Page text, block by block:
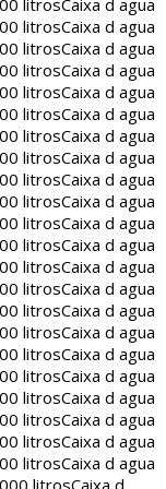
litrosCaixa d agua
litrosCaixa d agua
litrosCaixa d agua
litrosCaixa d agua
litrosCaixa d agua
litrosCaixa d agua
litrosCaixa d agua
litrosCaixa d agua
litrosCaixa d agua
litrosCaixa d agua
litrosCaixa d agua
litrosCaixa d agua
litrosCaixa d agua
litrosCaixa d agua
litrosCaixa d agua
litrosCaixa d agua
litrosCaixa d agua
litrosCaixa d agua
litrosCaixa d agua
litrosCaixa d agua
litrosCaixa d agua
litrosCaixa d agua